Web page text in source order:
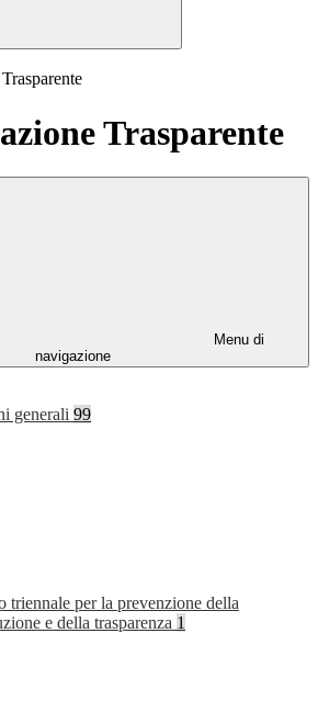
Trasparente
Menu di
navigazione
generali 99
triennale per la prevenzione della
e della trasparenza 1